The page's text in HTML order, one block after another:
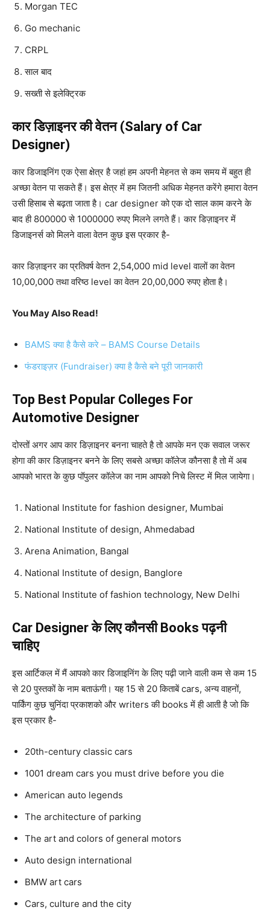
Morgan TEC
Go mechanic
CRPL
साल बाद
सख्ती से इलेक्ट्रिक
कार डिज़ाइनर की वेतन (Salary of Car
Designer)
कार डिजाइनिंग एक ऐसा क्षेत्र है जहां हम अपनी मेहनत से कम समय में बहुत ही
अच्छा वेतन पा सकते हैं। इस क्षेत्र में हम जितनी अधिक मेहनत करेंगे हमारा वेतन
उसी हिसाब से बढ़ता जाता है। car designer को एक दो साल काम करने के
बाद ही 800000 से 1000000 रुपए मिलने लगते हैं। कार डिज़ाइनर में
डिजाइनर्स को मिलने वाला वेतन कुछ इस प्रकार है-
कार डिज़ाइनर का प्रतिवर्ष वेतन 2,54,000 mid level वालों का वेतन
10,00,000 तथा वरिष्ठ level का वेतन 20,00,000 रुपए होता है।
You May Also Read!
BAMS क्या है कैसे करे – BAMS Course Details
फंडराइज़र (Fundraiser) क्या है कैसे बने पूरी जानकारी
Top Best Popular Colleges For
Automotive Designer
दोस्तों अगर आप कार डिज़ाइनर बनना चाहते है तो आपके मन एक सवाल जरूर
होगा की कार डिज़ाइनर बनने के लिए सबसे अच्छा कॉलेज कौनसा है तो में अब
आपको भारत के कुछ पॉपुलर कॉलेज का नाम आपको निचे लिस्ट में मिल जायेगा।
National Institute for fashion designer, Mumbai
National Institute of design, Ahmedabad
Arena Animation, Bangal
National Institute of design, Banglore
National Institute of fashion technology, New Delhi
Car Designer के लिए कौनसी Books पढ़नी
चाहिए
इस आर्टिकल में मैं आपको कार डिजाइनिंग के लिए पढ़ी जाने वाली कम से कम 15
से 20 पुस्तकों के नाम बताऊंगी। यह 15 से 20 किताबें cars, अन्य वाहनों,
पार्किंग कुछ चुनिंदा प्रकाशको और writers की books में ही आती है जो कि
इस प्रकार है-
20th-century classic cars
1001 dream cars you must drive before you die
American auto legends
The architecture of parking
The art and colors of general motors
Auto design international
BMW art cars
Cars, culture and the city